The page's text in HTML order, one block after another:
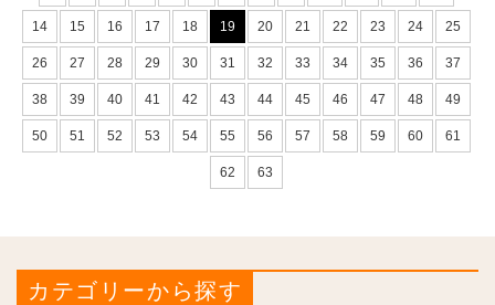
14 15 16 17 18 19 20 21 22 23 24 25
26 27 28 29 30 31 32 33 34 35 36 37
38 39 40 41 42 43 44 45 46 47 48 49
50 51 52 53 54 55 56 57 58 59 60 61
62 63
カテゴリーから探す